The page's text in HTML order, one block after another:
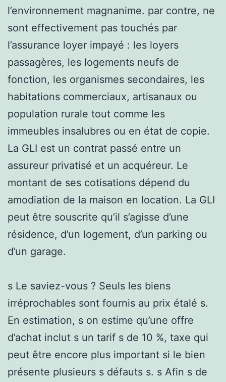
l’environnement magnanime. par contre, ne
sont effectivement pas touchés par
l’assurance loyer impayé : les loyers
passagères, les logements neufs de
fonction, les organismes secondaires, les
habitations commerciaux, artisanaux ou
population rurale tout comme les
immeubles insalubres ou en état de copie.
La GLI est un contrat passé entre un
assureur privatisé et un acquéreur. Le
montant de ses cotisations dépend du
amodiation de la maison en location. La GLI
peut être souscrite qu’il s’agisse d’une
résidence, d’un logement, d’un parking ou
d’un garage.
s Le saviez-vous ? Seuls les biens
irréprochables sont fournis au prix étalé s.
En estimation, s on estime qu’une offre
d’achat inclut s un tarif s de 10 %, taxe qui
peut être encore plus important si le bien
présente plusieurs s défauts s. s Afin s de